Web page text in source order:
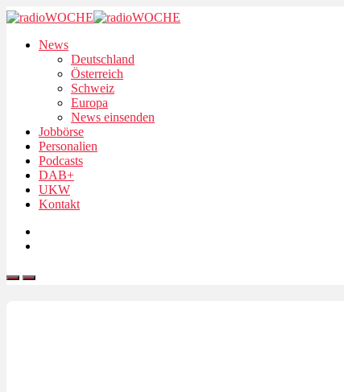
News
Deutschland
Österreich
Schweiz
Europa
News einsenden
Jobbörse
Personalien
Podcasts
DAB+
UKW
Kontakt